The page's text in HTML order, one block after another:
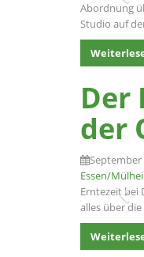
Abordnung
Studio auf
Der
der
September
Essen/
Erntezeit bei
alles über